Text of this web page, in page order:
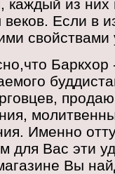
каждый из них
веков. Если в
Баркхор
Именно
для Вас эти
Вы